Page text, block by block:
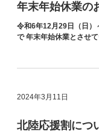
年末年始休業の
令和6年12月29日（日）
で 年末年始休業とさせて
2024年3月11日
北陸応援割につ